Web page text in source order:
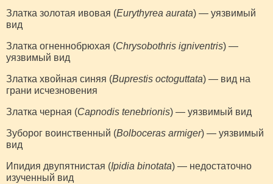
Златка золотая ивовая (Eurythyrea aurata) — уязвимый
вид
Златка огненнобрюхая (Chrysobothris igniventris) —
уязвимый вид
Златка хвойная синяя (Buprestis octoguttata) — вид на
грани исчезновения
Златка черная (Capnodis tenebrionis) — уязвимый вид
Зуборог воинственный (Bolboceras armiger) — уязвимый
вид
Ипидия двупятнистая (Ipidia binotata) — недостаточно
изученный вид